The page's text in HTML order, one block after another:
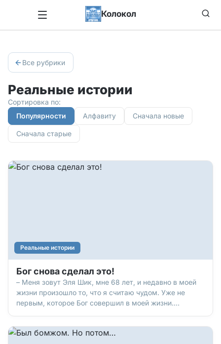
Колокол
Все рубрики
Реальные истории
Сортировка по:
Популярности
Алфавиту Сначала новые
Сначала старые
Реальные истории
Бог снова сделал это!
– Меня зовут Эля Шик, мне 68 лет, и недавно в моей
жизни произошло то, что я считаю чудом. Уже не
первым, которое Бог совершил в моей жизни.